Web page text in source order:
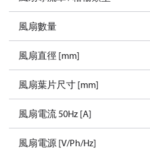
風扇數量
風扇直徑 [mm]
風扇葉片尺寸 [mm]
風扇電流 50Hz [A]
風扇電源 [V/Ph/Hz]